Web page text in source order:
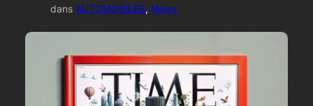
dans AUTOMOBILES, News